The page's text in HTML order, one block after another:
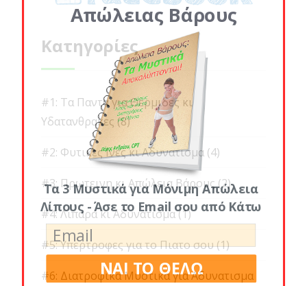
Κατηγορίες
#1: Τα Παντα για Θερμιδες κι
Υδατανθρακες (8)
#2: Φυτικες Ινες κι Αδυνατισμα(4)
#3: Πρωτεινη κι Απώλεια Βάρους(2)
#4: Λιπαρα κι Αδυνατισμα(1)
#5: Υπερτροφες για το Πιατο σου(1)
#6: Διατροφικα Μυστικα για Αδυνατισμα
Απώλειας Βάρους
Τα 3 Μυστικά για Μόνιμη Απώλεια
Λίπους - Άσε το Email σου από Κάτω
ΝΑΙ ΤΟ ΘΕΛΩ